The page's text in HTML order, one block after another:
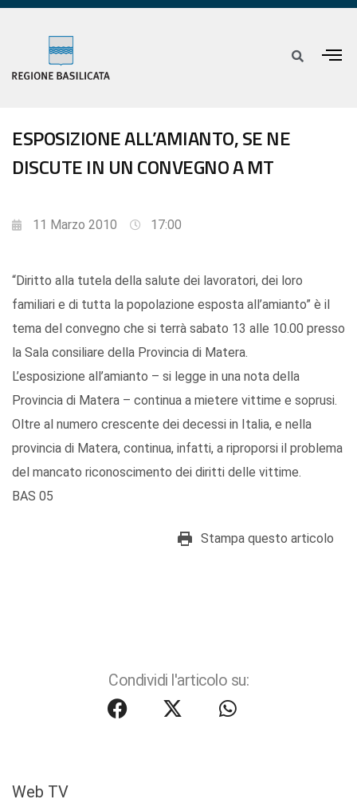
ESPOSIZIONE ALL’AMIANTO, SE NE
DISCUTE IN UN CONVEGNO A MT
11 Marzo 2010 17:00
“Diritto alla tutela della salute dei lavoratori, dei loro
familiari e di tutta la popolazione esposta all’amianto” è il
tema del convegno che si terrà sabato 13 alle 10.00 presso
la Sala consiliare della Provincia di Matera.
L’esposizione all’amianto – si legge in una nota della
Provincia di Matera – continua a mietere vittime e soprusi.
Oltre al numero crescente dei decessi in Italia, e nella
provincia di Matera, continua, infatti, a riproporsi il problema
del mancato riconoscimento dei diritti delle vittime.
BAS 05
Stampa questo articolo
Condividi l'articolo su:
Web TV